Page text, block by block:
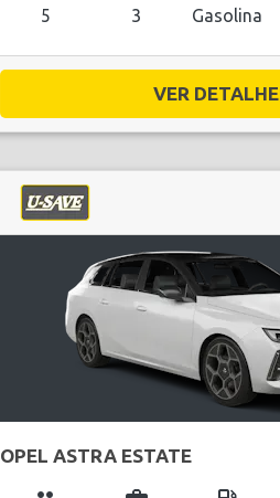
5 3 Gasolina
VER
OPEL ASTRA ESTATE